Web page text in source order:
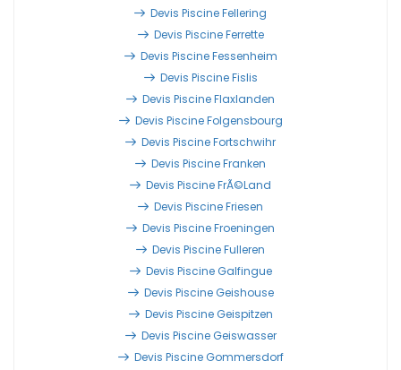
Devis Piscine Fellering
Devis Piscine Ferrette
Devis Piscine Fessenheim
Devis Piscine Fislis
Devis Piscine Flaxlanden
Devis Piscine Folgensbourg
Devis Piscine Fortschwihr
Devis Piscine Franken
Devis Piscine FrÃ©land
Devis Piscine Friesen
Devis Piscine Froeningen
Devis Piscine Fulleren
Devis Piscine Galfingue
Devis Piscine Geishouse
Devis Piscine Geispitzen
Devis Piscine Geiswasser
Devis Piscine Gommersdorf